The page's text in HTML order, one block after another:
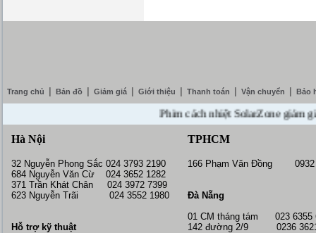
Trang chủ Bản đồ Giảm giá Giới thiệu Thanh toán Vận chuyển Bảo
Phim cách nhiệt SolarZone giảm giá
Hà Nội
32 Nguyễn Phong Sắc 024 3793 2190
684 Nguyễn Văn Cừ 024 3652 1282
371 Trần Khát Chân 024 3972 7399
623 Nguyễn Trãi 024 3552 1980
Hỗ trợ kỹ thuật
TPHCM
166 Phạm Văn Đồng 0932
Đà Nẵng
01 CM tháng tám 023 6355
142 đường 2/9 0236